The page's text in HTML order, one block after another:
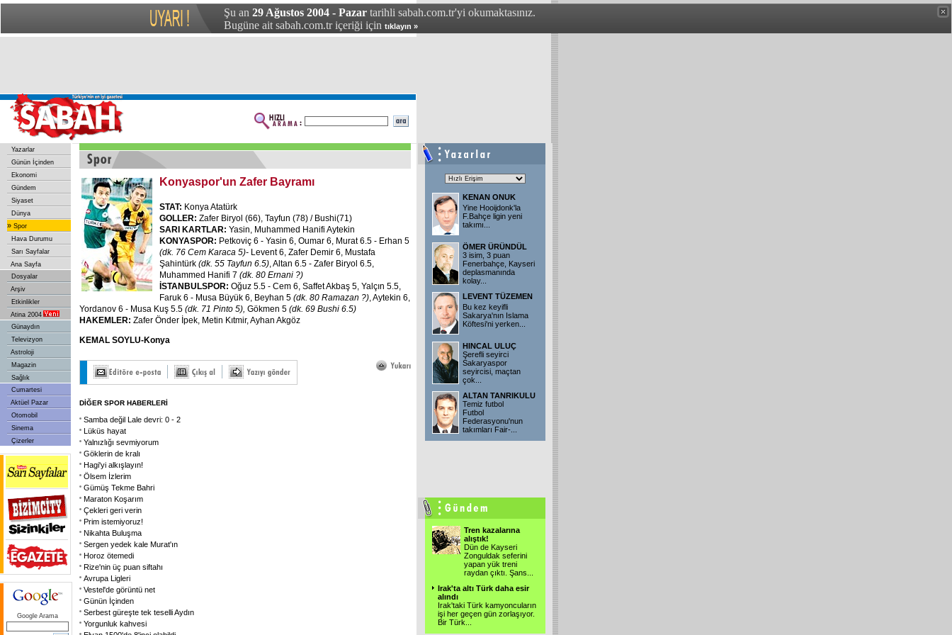
Şu an 29 Ağustos 2004 - Pazar tarihli sabah.com.tr'yi okumaktasınız.
Bugüne ait sabah.com.tr içeriği için tıklayın »
Yazarlar
Günün İçinden
Ekonomi
Gündem
Siyaset
Dünya
» Spor
Hava Durumu
Sarı Sayfalar
Ana Sayfa
Dosyalar
Arşiv
Etkinlikler
Atina 2004
Günaydın
Televizyon
Astroloji
Magazin
Sağlık
Cumartesi
Aktüel Pazar
Otomobil
Sinema
Çizerler
Google Arama
Konyaspor'un Zafer Bayramı
STAT: Konya Atatürk
GOLLER: Zafer Biryol (66), Tayfun (78) / Bushi(71)
SARI KARTLAR: Yasin, Muhammed Hanifi Aytekin
KONYASPOR: Petkoviç 6 - Yasin 6, Oumar 6, Murat 6.5 - Erhan 5
(dk. 76 Cem Karaca 5)- Levent 6, Zafer Demir 6, Mustafa
Şahintürk (dk. 55 Tayfun 6.5), Altan 6.5 - Zafer Biryol 6.5,
Muhammed Hanifi 7 (dk. 80 Ernani ?)
İSTANBULSPOR: Oğuz 5.5 - Cem 6, Saffet Akbaş 5, Yalçın 5.5,
Faruk 6 - Musa Büyük 6, Beyhan 5 (dk. 80 Ramazan ?), Aytekin 6,
Yordanov 6 - Musa Kuş 5.5 (dk. 71 Pinto 5), Gökmen 5 (dk. 69 Bushi 6.5)
HAKEMLER: Zafer Önder İpek, Metin Kıtmir, Ayhan Akgöz
KEMAL SOYLU-Konya
DİĞER SPOR HABERLERİ
Samba değil Lale devri: 0 - 2
Lüküs hayat
Yalnızlığı sevmiyorum
Göklerin de kralı
Hagi'yi alkışlayın!
Ölsem İzlerim
Gümüş Tekme Bahri
Maraton Koşarım
Çekleri geri verin
Prim istemiyoruz!
Nikahta Buluşma
Sergen yedek kale Murat'ın
Horoz ötemedi
Rize'nin üç puan siftahı
Avrupa Ligleri
Vestel'de görüntü net
Günün İçinden
Serbest güreşte tek teselli Aydın
Yorgunluk kahvesi
KENAN ONUK
Yine Hooijdonk'la
F.Bahçe ligin yeni
takımı
ÖMER ÜRÜNDÜL
3 isim, 3 puan
Fenerbahçe, Kayseri
deplasmanında
kolay...
LEVENT TÜZEMEN
Bu kez keyifli
Sakarya'nın Islama
Köftesi'ni yerken
HINCAL ULUÇ
Şerefli seyirci
Sakaryaspor
seyircisi, maçtan
çok
ALTAN TANRIKULU
Temiz futbol
Futbol
Federasyonu'nun
takımları Fair-
Tren kazalarına
alıştık!
Dün de Kayseri
Zonguldak seferini
yapan yük treni
raydan çıktı. Şans
Irak'ta altı Türk daha esir
alındı
Irak'taki Türk kamyoncuların
işi her geçen gün zorlaşıyor.
Bir Türk